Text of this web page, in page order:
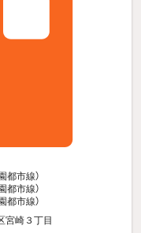
都市線）
都市線）
都市線）
宮崎３丁目